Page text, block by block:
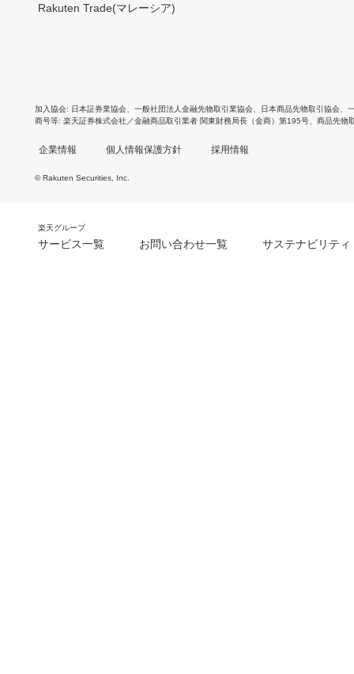
Rakuten Trade(マレーシア)
加入協会 日本証券業協会、 一般社団法人金融先物取引業協会、 日本商品先物取引協会、
商号等 楽天証券株式会社／金融商品取引業者 関東財務局長（金商）第195号、商品先物
企業情報 個人情報保護方針 採用情報
© Rakuten Securities, Inc.
楽天グループ
サービス一覧 お問い合わせ一覧 サステナビリティ